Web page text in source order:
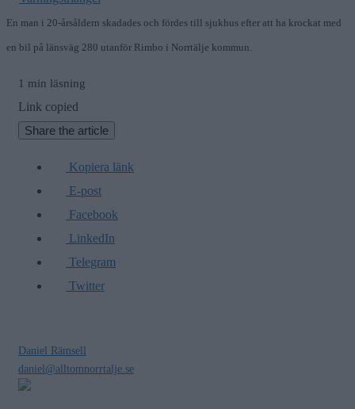
En man i 20-årsåldern skadades och fördes till sjukhus efter att ha krockat med
en bil på länsväg 280 utanför Rimbo i Norrtälje kommun.
1 min läsning
Link copied
Share the article
Kopiera länk
E-post
Facebook
LinkedIn
Telegram
Twitter
Daniel Rämsell
daniel@alltomnorrtalje.se